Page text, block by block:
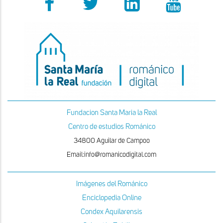
Fundacion Santa Maria la Real
Centro de estudios Románico
34800 Aguilar de Campoo
Email:info@romanicodigital.com
Imágenes del Románico
Enciclopedia Online
Condex Aquilarensis